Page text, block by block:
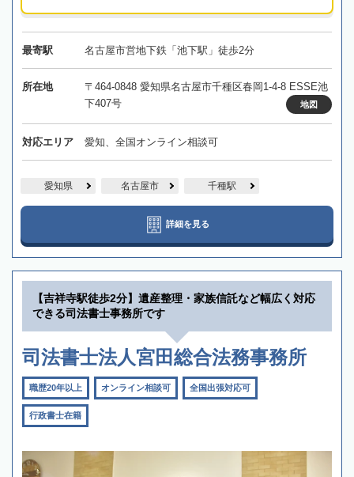
最寄駅 名古屋市営地下鉄「池下駅」徒歩2分
所在地
〒464-0848 愛知県名古屋市千種区春岡1-4-8 ESSE池
下407号
地図
対応エリア 愛知、全国オンライン相談可
愛知県 名古屋市 千種駅
詳細を見る
【吉祥寺駅徒歩2分】遺産整理・家族信託など幅広く対応
できる司法書士事務所です
司法書士法人宮田総合法務事務所
職歴20年以上 オンライン相談可 全国出張対応可
行政書士在籍